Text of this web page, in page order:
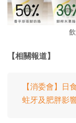
【相關報道】
【消委會】日
蛀牙及肥胖影